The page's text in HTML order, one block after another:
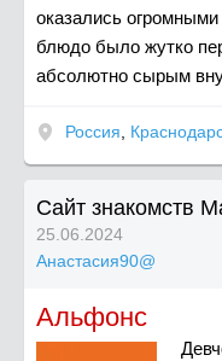
оказались
блюдо было жутко
абсолютно сырым
Россия
Сайт знакомств
25.06.2024
Анастасия90@
Альфонс